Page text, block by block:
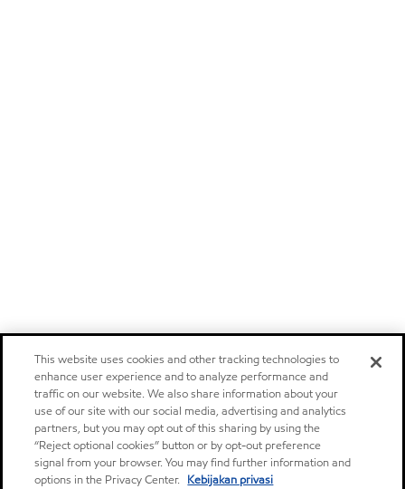
This website uses cookies and other tracking technologies to
enhance user experience and to analyze performance and
traffic on our website. We also share information about your
use of our site with our social media, advertising and analytics
partners, but you may opt out of this sharing by using the
“Reject optional cookies” button or by opt-out preference
signal from your browser. You may find further information and
options in the Privacy Center. Kebijakan privasi